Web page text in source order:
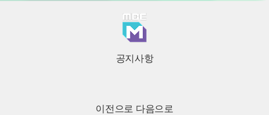
공지사항
이전으로 다음으로